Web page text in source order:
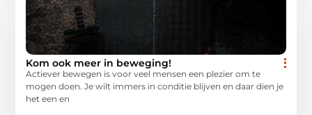
Kom ook meer in beweging!
Actiever bewegen is voor veel mensen een plezier om te
mogen doen. Je wilt immers in conditie blijven en daar dien je
het een en